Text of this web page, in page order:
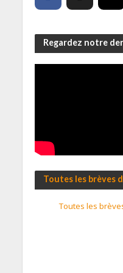
Regardez notre
Toutes les brèves
Toutes les